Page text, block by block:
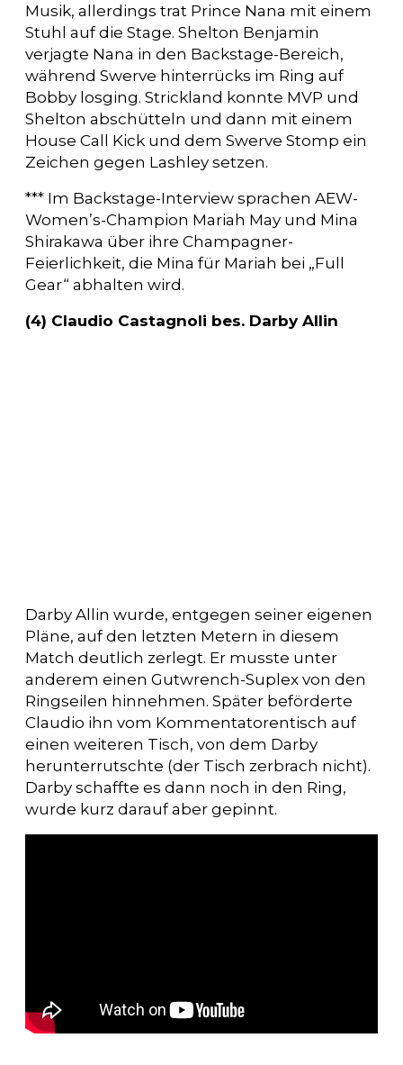
Musik, allerdings trat Prince Nana mit einem
Stuhl auf die Stage. Shelton Benjamin
verjagte Nana in den Backstage-Bereich,
während Swerve hinterrücks im Ring auf
Bobby losging. Strickland konnte MVP und
Shelton abschütteln und dann mit einem
House Call Kick und dem Swerve Stomp ein
Zeichen gegen Lashley setzen.
*** Im Backstage-Interview sprachen AEW-
Women’s-Champion Mariah May und Mina
Shirakawa über ihre Champagner-
Feierlichkeit, die Mina für Mariah bei „Full
Gear“ abhalten wird.
(4) Claudio Castagnoli bes. Darby Allin
Darby Allin wurde, entgegen seiner eigenen
Pläne, auf den letzten Metern in diesem
Match deutlich zerlegt. Er musste unter
anderem einen Gutwrench-Suplex von den
Ringseilen hinnehmen. Später beförderte
Claudio ihn vom Kommentatorentisch auf
einen weiteren Tisch, von dem Darby
herunterrutschte (der Tisch zerbrach nicht).
Darby schaffte es dann noch in den Ring,
wurde kurz darauf aber gepinnt.